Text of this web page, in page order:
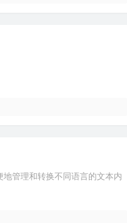
管理和转换不同语言的文本内